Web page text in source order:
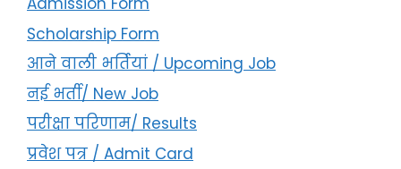
Scholarship Form
आने वाली भर्तियां / Upcoming Job
नई भर्ती/ New Job
परीक्षा परिणाम/ Results
प्रवेश पत्र / Admit Card